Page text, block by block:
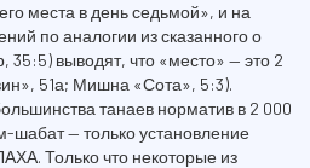
места в день седьмой», и на
по аналогии из сказанного о
35:5) выводят, что «место» — это 2
51а; Мишна «Сота», 5:3).
танаев норматив в 2 000
шабат — только установление
Только что некоторые из